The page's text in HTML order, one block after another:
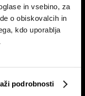
in vsebino, za
o obiskovalcih in
kdo uporablja
podrobnosti